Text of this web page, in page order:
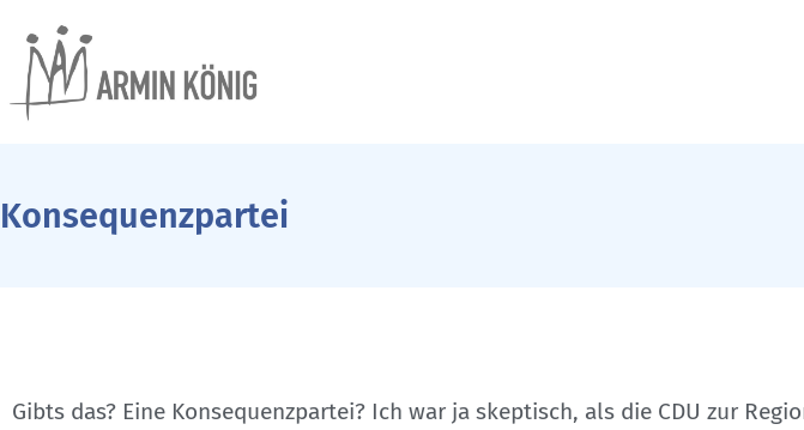
Konsequenzpartei
Gibts das? Eine Konsequenzpartei? Ich war ja skeptisch, als die CDU zur